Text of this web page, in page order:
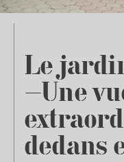
Le
—Une
dedans